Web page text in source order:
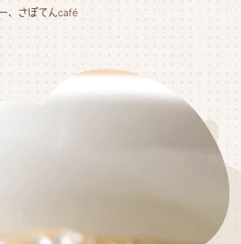
、さぼてんcafé